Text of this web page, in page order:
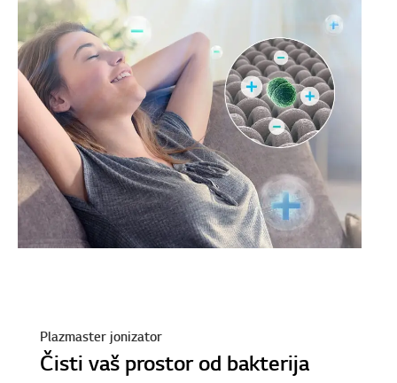
Plazmaster jonizator
Čisti vaš prostor od bakterija